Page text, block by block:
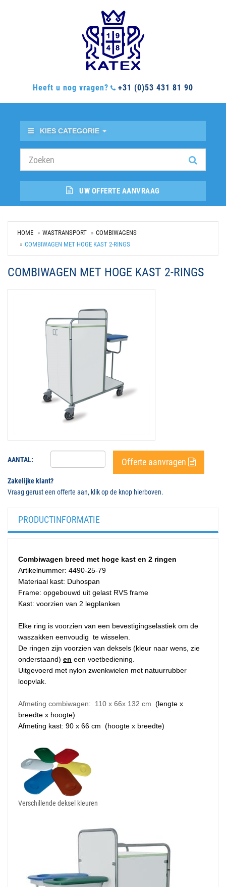
Heeft u nog vragen? +31 (0)53 431 81 90
KIES CATEGORIE
UW OFFERTE AANVRAAG
HOME WASTRANSPORT
COMBIWAGENS
COMBIWAGEN MET HOGE KAST 2-RINGS
COMBIWAGEN MET HOGE KAST 2-RINGS
AANTAL: Offerte aanvragen
Zakelijke klant?
Vraag gerust een offerte aan, klik op de knop hierboven.
PRODUCTINFORMATIE
Combiwagen breed met hoge kast en 2 ringen
Artikelnummer: 4490-25-79
Materiaal kast: Duhospan
Frame: opgebouwd uit gelast RVS frame
Kast: voorzien van 2 legplanken
Elke ring is voorzien van een bevestigingselastiek om de
waszakken eenvoudig te wisselen.
De ringen zijn voorzien van deksels (kleur naar wens, zie
onderstaand) en een voetbediening.
Uitgevoerd met nylon zwenkwielen met natuurrubber
loopvlak.
Afmeting combiwagen: 110 x 66x 132 cm (lengte x
breedte x hoogte)
Afmeting kast: 90 x 66 cm (hoogte x breedte)
Verschillende deksel kleuren